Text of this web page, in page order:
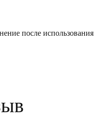
после использования